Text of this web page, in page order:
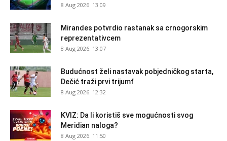
8 Aug 2026. 13:09
Mirandes potvrdio rastanak sa crnogorskim
reprezentativcem
8 Aug 2026. 13:07
Budućnost želi nastavak pobjedničkog starta,
Dečić traži prvi trijumf
8 Aug 2026. 12:32
KVIZ: Da li koristiš sve mogućnosti svog
Meridian naloga?
8 Aug 2026. 11:50